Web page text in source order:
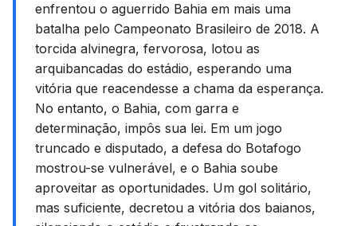
enfrentou o aguerrido Bahia em mais uma
batalha pelo Campeonato Brasileiro de 2018. A
torcida alvinegra, fervorosa, lotou as
arquibancadas do estádio, esperando uma
vitória que reacendesse a chama da esperança.
No entanto, o Bahia, com garra e
determinação, impôs sua lei. Em um jogo
truncado e disputado, a defesa do Botafogo
mostrou-se vulnerável, e o Bahia soube
aproveitar as oportunidades. Um gol solitário,
mas suficiente, decretou a vitória dos baianos,